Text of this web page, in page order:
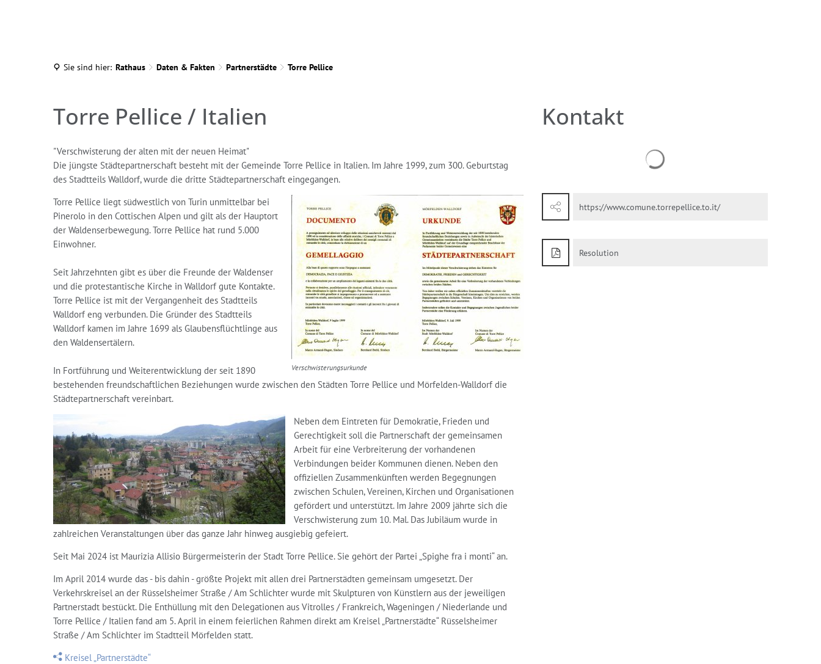
Sie sind hier: Rathaus Daten & Fakten Partnerstädte Torre Pellice
Torre
Pellice
Torre Pellice / Italien
"Verschwisterung der alten mit der neuen Heimat"
Die jüngste Städtepartnerschaft besteht mit der Gemeinde Torre Pellice in Italien. Im Jahre 1999, zum 300. Geburtstag
des Stadtteils Walldorf, wurde die dritte Städtepartnerschaft eingegangen.
Verschwisterungsurkunde
Torre Pellice liegt südwestlich von Turin unmittelbar bei
Pinerolo in den Cottischen Alpen und gilt als der Hauptort
der Waldenserbewegung. Torre Pellice hat rund 5.000
Einwohner.
Seit Jahrzehnten gibt es über die Freunde der Waldenser
und die protestantische Kirche in Walldorf gute Kontakte.
Torre Pellice ist mit der Vergangenheit des Stadtteils
Walldorf eng verbunden. Die Gründer des Stadtteils
Walldorf kamen im Jahre 1699 als Glaubensflüchtlinge aus
den Waldensertälern.
In Fortführung und Weiterentwicklung der seit 1890
bestehenden freundschaftlichen Beziehungen wurde zwischen den Städten Torre Pellice und Mörfelden-Walldorf die
Städtepartnerschaft vereinbart.
Neben dem Eintreten für Demokratie, Frieden und
Gerechtigkeit soll die Partnerschaft der gemeinsamen
Arbeit für eine Verbreiterung der vorhandenen
Verbindungen beider Kommunen dienen. Neben den
offiziellen Zusammenkünften werden Begegnungen
zwischen Schulen, Vereinen, Kirchen und Organisationen
gefördert und unterstützt. Im Jahre 2009 jährte sich die
Verschwisterung zum 10. Mal. Das Jubiläum wurde in
zahlreichen Veranstaltungen über das ganze Jahr hinweg ausgiebig gefeiert.
Seit Mai 2024 ist Maurizia Allisio Bürgermeisterin der Stadt Torre Pellice. Sie gehört der Partei „Spighe fra i monti“ an.
Im April 2014 wurde das - bis dahin - größte Projekt mit allen drei Partnerstädten gemeinsam umgesetzt. Der
Verkehrskreisel an der Rüsselsheimer Straße / Am Schlichter wurde mit Skulpturen von Künstlern aus der jeweiligen
Partnerstadt bestückt. Die Enthüllung mit den Delegationen aus Vitrolles / Frankreich, Wageningen / Niederlande und
Torre Pellice / Italien fand am 5. April in einem feierlichen Rahmen direkt am Kreisel „Partnerstädte“ Rüsselsheimer
Straße / Am Schlichter im Stadtteil Mörfelden statt.
Kreisel „Partnerstädte“
Kontakt
https://www.comune.torrepellice.to.it/
Resolution